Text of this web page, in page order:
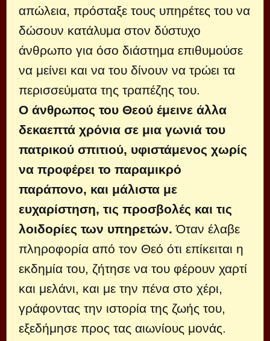
απώλεια, πρόσταξε τους υπηρέτες του να
δώσουν κατάλυμα στον δύσ­τυχο
άνθρωπο για όσο διάστημα επιθυμούσε
να μείνει και να του δίνουν να τρώει τα
περισσεύματα της τραπέζης του.
Ο άνθρωπος του Θεού έμεινε άλλα
δεκαεπτά χρόνια σε μια γωνιά του
πατρικού σπιτιού, υφι­στάμενος χωρίς
να προφέρει το παραμικρό
παράπονο, και μάλιστα με
ευχαρίστηση, τις προσβολές και τις
λοιδορίες των υπηρετών. Όταν έλαβε
πληροφορία από τον Θεό ότι επίκειται η
εκδημία του, ζήτησε να του φέ­ρουν χαρτί
και μελάνι, και με την πένα στο χέρι,
γράφοντας την ιστο­ρία της ζωής του,
εξεδήμησε προς τας αιωνίους μονάς.